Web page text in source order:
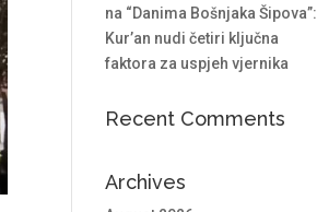
na “Danima Bošnjaka Šipova”:
Kur’an nudi četiri ključna
faktora za uspjeh vjernika
Recent Comments
Archives